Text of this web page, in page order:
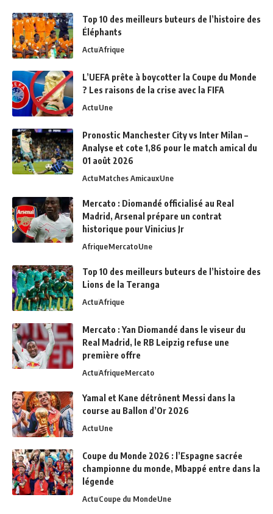
Top 10 des meilleurs buteurs de l’histoire des
Éléphants
ActuAfrique
L’UEFA prête à boycotter la Coupe du Monde
? Les raisons de la crise avec la FIFA
ActuUne
Pronostic Manchester City vs Inter Milan –
Analyse et cote 1,86 pour le match amical du
01 août 2026
ActuMatches AmicauxUne
Mercato : Diomandé officialisé au Real
Madrid, Arsenal prépare un contrat
historique pour Vinicius Jr
AfriqueMercatoUne
Top 10 des meilleurs buteurs de l’histoire des
Lions de la Teranga
ActuAfrique
Mercato : Yan Diomandé dans le viseur du
Real Madrid, le RB Leipzig refuse une
première offre
ActuAfriqueMercato
Yamal et Kane détrônent Messi dans la
course au Ballon d’Or 2026
ActuUne
Coupe du Monde 2026 : l’Espagne sacrée
championne du monde, Mbappé entre dans la
légende
ActuCoupe du MondeUne